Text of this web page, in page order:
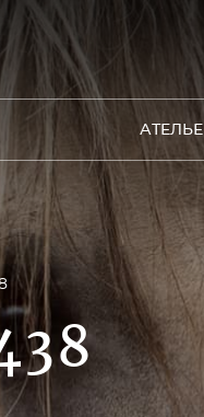
АТЕЛЬЕ